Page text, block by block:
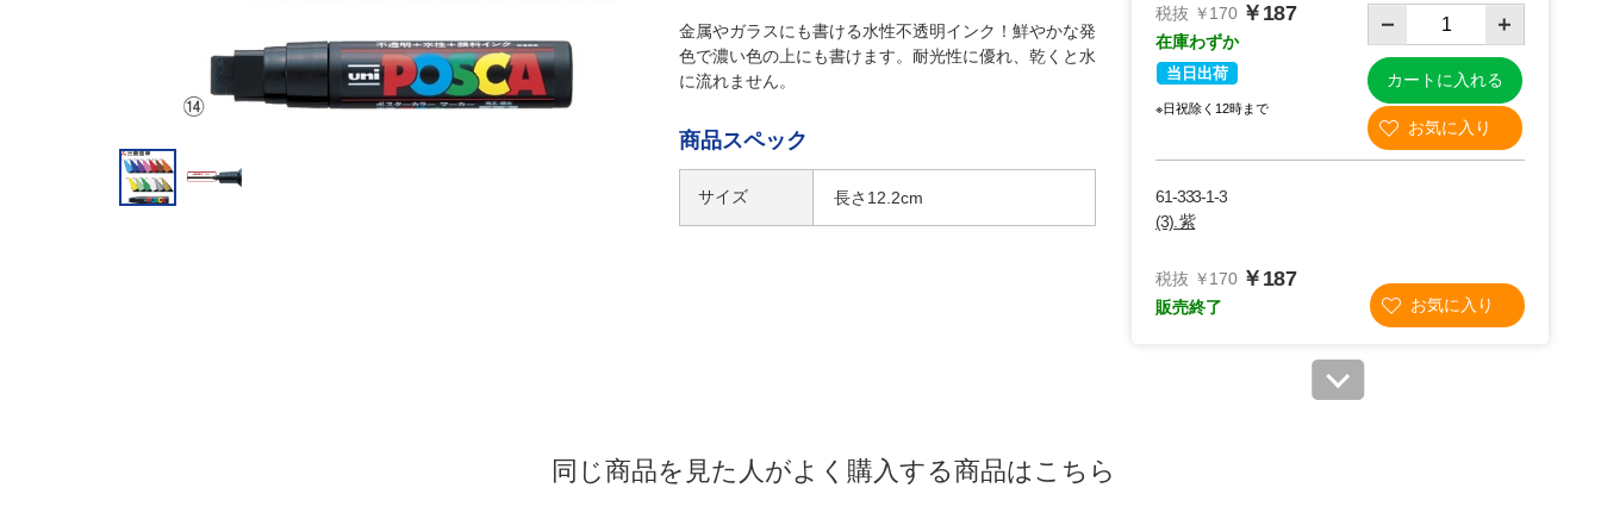
金属やガラスにも書ける水性不透明インク！鮮やかな発
色で濃い色の上にも書けます。耐光性に優れ、乾くと水
に流れません。
商品スペック
サイズ 長さ12.2cm
税抜 ￥170 ￥187
在庫わずか
当日出荷
※日祝除く12時まで
カートに入れる
61-333-1-3
(3). 紫
税抜 ￥170 ￥187
販売終了
同じ商品を見た人がよく購入する商品はこちら